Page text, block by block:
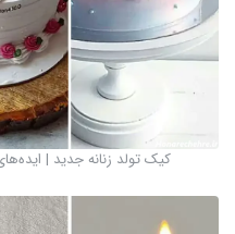
کیک تولد زنانه جدید |